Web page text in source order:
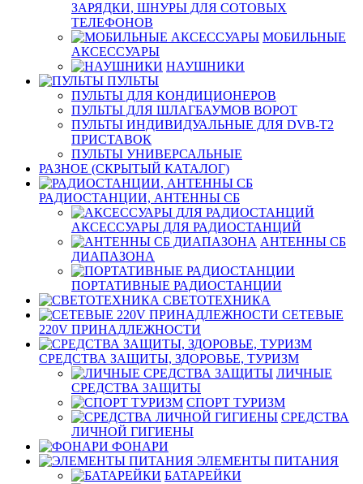
ЗАРЯДКИ, ШНУРЫ ДЛЯ СОТОВЫХ
ТЕЛЕФОНОВ
МОБИЛЬНЫЕ
АКСЕССУАРЫ
НАУШНИКИ
ПУЛЬТЫ
ПУЛЬТЫ ДЛЯ КОНДИЦИОНЕРОВ
ПУЛЬТЫ ДЛЯ ШЛАГБАУМОВ ВОРОТ
ПУЛЬТЫ ИНДИВИДУАЛЬНЫЕ ДЛЯ DVB-T2
ПРИСТАВОК
ПУЛЬТЫ УНИВЕРСАЛЬНЫЕ
РАЗНОЕ (СКРЫТЫЙ КАТАЛОГ)
РАДИОСТАНЦИИ, АНТЕННЫ CБ
АКСЕССУАРЫ ДЛЯ РАДИОСТАНЦИЙ
АНТЕННЫ CБ
ДИАПАЗОНА
ПОРТАТИВНЫЕ РАДИОСТАНЦИИ
СВЕТОТЕХНИКА
СЕТЕВЫЕ
220V ПРИНАДЛЕЖНОСТИ
СРЕДСТВА ЗАЩИТЫ, ЗДОРОВЬЕ, ТУРИЗМ
ЛИЧНЫЕ
СРЕДСТВА ЗАЩИТЫ
СПОРТ ТУРИЗМ
СРЕДСТВА
ЛИЧНОЙ ГИГИЕНЫ
ФОНАРИ
ЭЛЕМЕНТЫ ПИТАНИЯ
БАТАРЕЙКИ